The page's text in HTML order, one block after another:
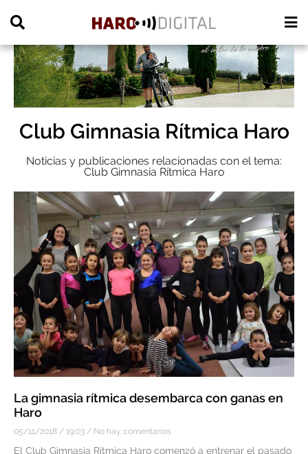
Club Gimnasia Rítmica Haro
Noticias y publicaciones relacionadas con el tema:
Club Gimnasia Rítmica Haro
La gimnasia rítmica desembarca con ganas en
Haro
05/11/2018 19:03 No hay comentarios
El Club Gimnasia Rítmica Haro comenzó a entrenar el pasado